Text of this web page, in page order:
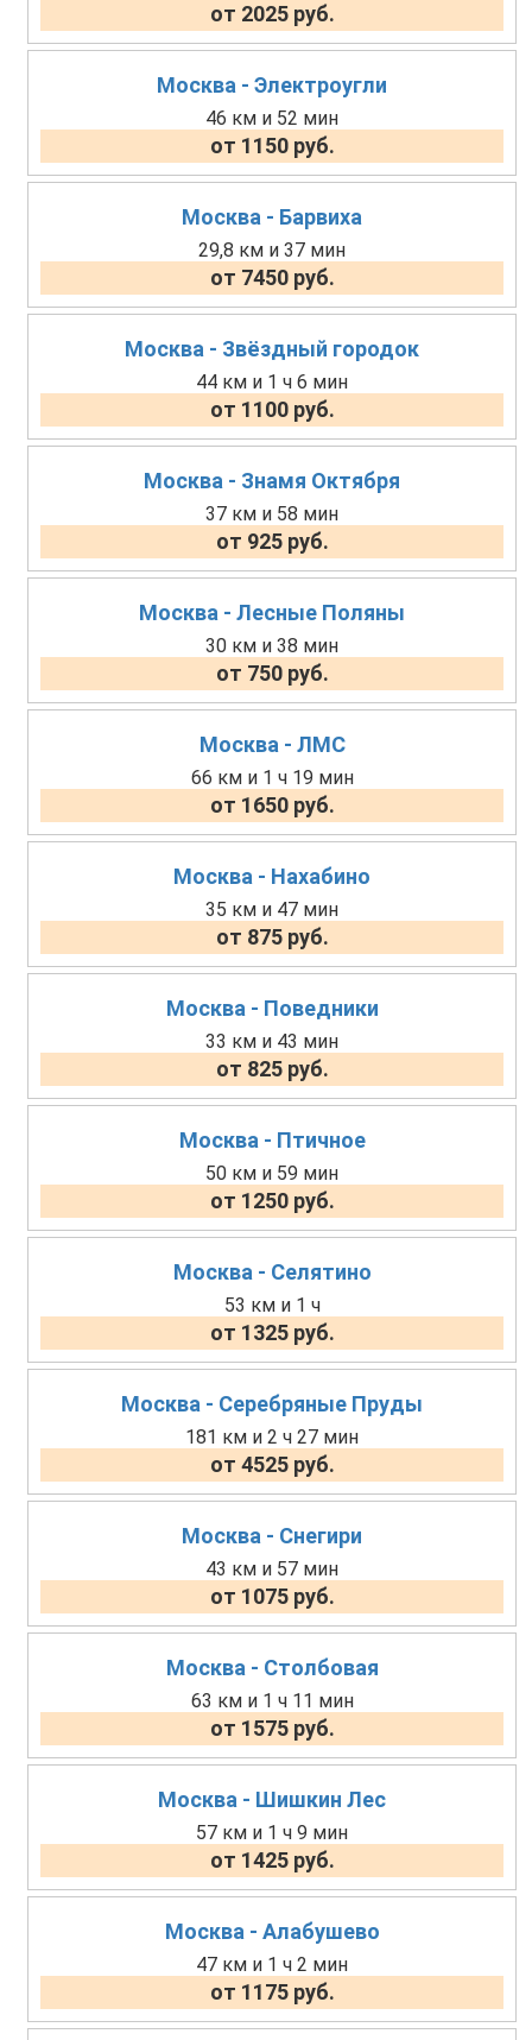
от 2025 руб.
Москва - Электроугли
46 км и 52 мин
от 1150 руб.
Москва - Барвиха
29,8 км и 37 мин
от 7450 руб.
Москва - Звёздный городок
44 км и 1 ч 6 мин
от 1100 руб.
Москва - Знамя Октября
37 км и 58 мин
от 925 руб.
Москва - Лесные Поляны
30 км и 38 мин
от 750 руб.
Москва - ЛМС
66 км и 1 ч 19 мин
от 1650 руб.
Москва - Нахабино
35 км и 47 мин
от 875 руб.
Москва - Поведники
33 км и 43 мин
от 825 руб.
Москва - Птичное
50 км и 59 мин
от 1250 руб.
Москва - Селятино
53 км и 1 ч
от 1325 руб.
Москва - Серебряные Пруды
181 км и 2 ч 27 мин
от 4525 руб.
Москва - Снегири
43 км и 57 мин
от 1075 руб.
Москва - Столбовая
63 км и 1 ч 11 мин
от 1575 руб.
Москва - Шишкин Лес
57 км и 1 ч 9 мин
от 1425 руб.
Москва - Алабушево
47 км и 1 ч 2 мин
от 1175 руб.